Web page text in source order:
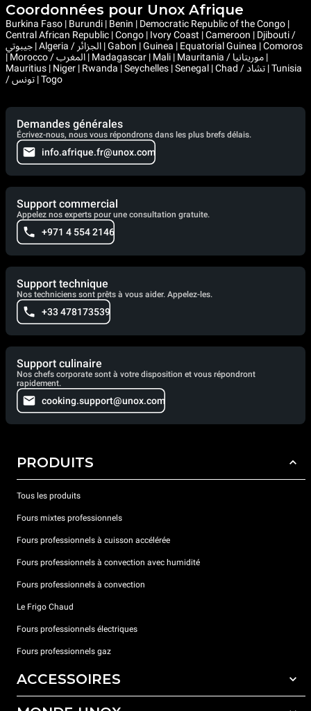
Coordonnées pour Unox Afrique
Burkina Faso | Burundi | Benin | Democratic Republic of the Congo |
Central African Republic | Congo | Ivory Coast | Cameroon | Djibouti /
جيبوتي | Algeria / الجزائر | Gabon | Guinea | Equatorial Guinea | Comoros
| Morocco / المغرب | Madagascar | Mali | Mauritania / موريتانيا |
Mauritius | Niger | Rwanda | Seychelles | Senegal | Chad / تشاد | Tunisia
/ تونس | Togo
Demandes générales
Écrivez-nous, nous vous répondrons dans les plus brefs délais.
info.afrique.fr@unox.com
Support commercial
Appelez nos experts pour une consultation gratuite.
+971 4 554 2146
Support technique
Nos techniciens sont prêts à vous aider. Appelez-les.
+33 478173539
Support culinaire
Nos chefs corporate sont à votre disposition et vous répondront
rapidement.
cooking.support@unox.com
PRODUITS
Tous les produits
Fours mixtes professionnels
Fours professionnels à cuisson accélérée
Fours professionnels à convection avec humidité
Fours professionnels à convection
Le Frigo Chaud
Fours professionnels électriques
Fours professionnels gaz
ACCESSOIRES